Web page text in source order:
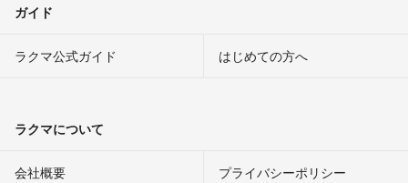
ガイド
ラクマ公式ガイド はじめての方へ
ラクマについて
会社概要 プライバシーポリシー